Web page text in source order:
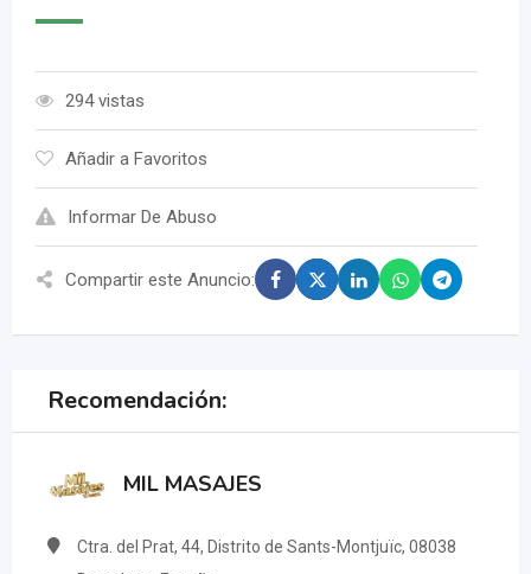
294 vistas
Añadir a Favoritos
Informar De Abuso
Compartir este Anuncio:
Recomendación:
MIL MASAJES
Ctra. del Prat, 44, Distrito de Sants-Montjuïc, 08038